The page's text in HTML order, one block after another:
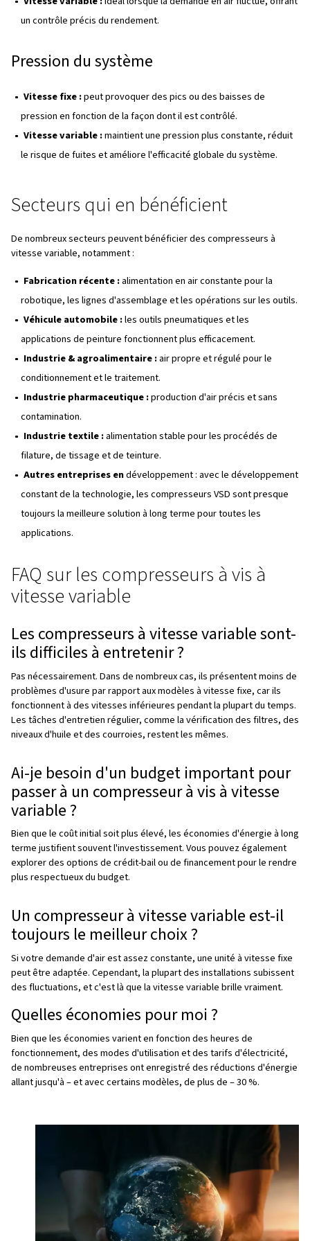
LES COMPRESSEURS À VIS À VITESSE VARIABLE VOUS
D'ÉCONOMISER JUSQU'À 30 % D'ÉNERGIE PAR RAPPORT AU MÊME
TECHNOLOGIE À VITESSE FIXE.
Vitesse variable vs vitesse fixe
Consommation d'énergie
Vitesse fixe :fonctionne à une vitesse, toujours en
puissance maximale.
Vitesse variable :
ajuste la vitesse pour répondre à
souvent d'économiser jusqu'à 30 % ou plus.
Coût initial
Livraison à vitesse fixe :
généralement, moins
l'avance.
Vitesse variable :investissement initial plus élevé
économies d'énergie et de maintenance importantes
terme. Un meilleur choix si nous prenons en compte
d'exploitation.
Performance
Débit fixe :bon pour les applications avec une
constante.
Vitesse variable :idéal lorsque la demande en air
un contrôle précis du rendement.
Pression du système
Vitesse fixe :peut provoquer des pics ou des
pression en fonction de la façon dont il est contrôlé.
le risque de fuites et améliore l'efficacité globale du
Secteurs qui en bénéficient
De nombreux secteurs peuvent bénéficier des